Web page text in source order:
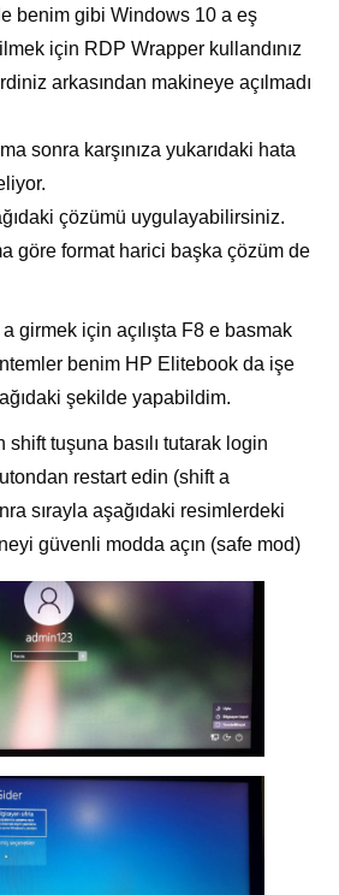
benim gibi Windows 10 a eş
için RDP Wrapper kullandınız
arkasından makineye açılmadı
sonra karşınıza yukarıdaki hata
çözümü uygulayabilirsiniz.
göre format harici başka çözüm de
girmek için açılışta F8 e basmak
benim HP Elitebook da işe
şekilde yapabildim.
shift tuşuna basılı tutarak login
restart edin (shift a
sırayla aşağıdaki resimlerdeki
güvenli modda açın (safe mod)